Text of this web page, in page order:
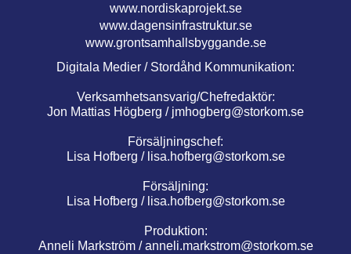
www.nordiskaprojekt.se
www.dagensinfrastruktur.se
www.grontsamhallsbyggande.se
Digitala Medier / Stordåhd Kommunikation:
Verksamhetsansvarig/Chefredaktör:
Jon Mattias Högberg / jmhogberg@storkom.se
Försäljningschef:
Lisa Hofberg / lisa.hofberg@storkom.se
Försäljning:
Lisa Hofberg / lisa.hofberg@storkom.se
Produktion:
Anneli Markström /anneli.markstrom@storkom.se